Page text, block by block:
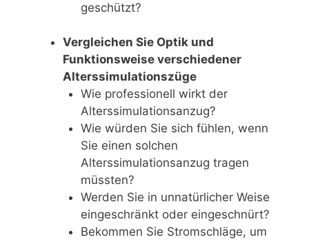
geschützt?
Vergleichen Sie Optik und
Funktionsweise verschiedener
Alterssimulationszüge
Wie professionell wirkt der
Alterssimulationsanzug?
Wie würden Sie sich fühlen, wenn
Sie einen solchen
Alterssimulationsanzug tragen
müssten?
Werden Sie in unnatürlicher Weise
eingeschränkt oder eingeschnürt?
Bekommen Sie Stromschläge, um